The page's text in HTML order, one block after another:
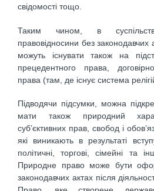
свідомості тощо.
Таким чином, в
правовідносини без законодавчих
можуть існувати також на
прецедентного права,
права (там, де існує система
Підводячи підсумки, можна
мати також природний
суб’єктивних прав, свобод і
які виникають в результаті
політичні, торгові, сімейні та
Природне право може бути
законодавчих актах після